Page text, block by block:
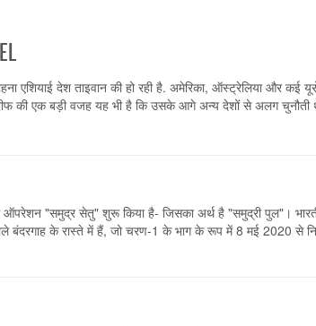
एशियाई देश ताइवान की हो रही है. अमेरिका, ऑस्ट्रेलिया और कई
की एक बड़ी वजह यह भी है कि उसके आगे अन्य देशों से अलग चुनौती
ऑपरेशन "समुद्र सेतु" शुरू किया है- जिसका अर्थ है "समुद्री पुल"।
बंदरगाह के रास्ते में हैं, जो चरण-1 के भाग के रूप में 8 मई 2020 से